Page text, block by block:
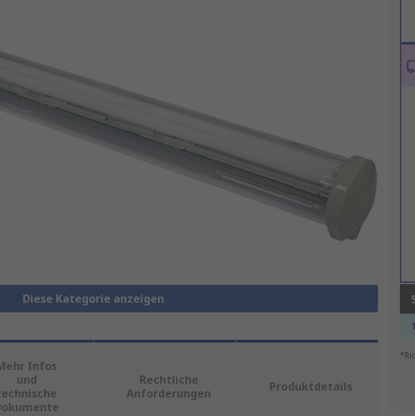
Diese Kategorie anzeigen
Infos
und
Rechtliche
Anforderungen
Produktdetails